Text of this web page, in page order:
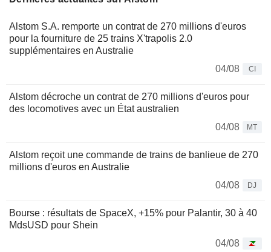
Alstom S.A. remporte un contrat de 270 millions d'euros
pour la fourniture de 25 trains X'trapolis 2.0
supplémentaires en Australie
04/08
CI
Alstom décroche un contrat de 270 millions d'euros pour
des locomotives avec un État australien
04/08
MT
Alstom reçoit une commande de trains de banlieue de 270
millions d'euros en Australie
04/08
DJ
Bourse : résultats de SpaceX, +15% pour Palantir, 30 à 40
MdsUSD pour Shein
04/08